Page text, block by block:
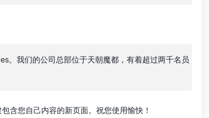
。我们的公司总部位于天朝魔都，有着超过两千名员
含您自己内容的新页面。祝您使用愉快！